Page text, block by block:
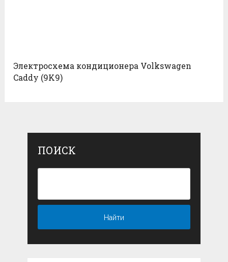
Электросхема кондиционера Volkswagen
Caddy (9K9)
ПОИСК